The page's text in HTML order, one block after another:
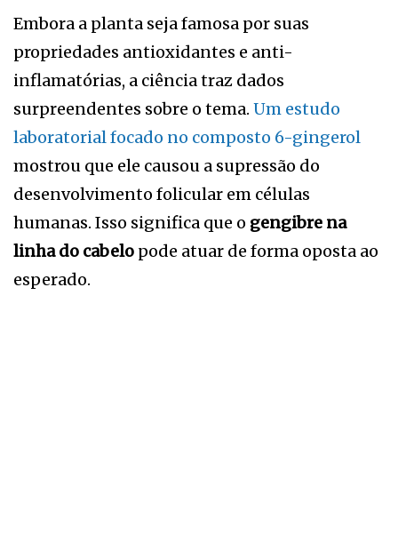
Embora a planta seja famosa por suas
propriedades antioxidantes e anti-
inflamatórias, a ciência traz dados
surpreendentes sobre o tema. Um estudo
laboratorial focado no composto 6-gingerol
mostrou que ele causou a supressão do
desenvolvimento folicular em células
humanas. Isso significa que o gengibre na
linha do cabelo pode atuar de forma oposta ao
esperado.